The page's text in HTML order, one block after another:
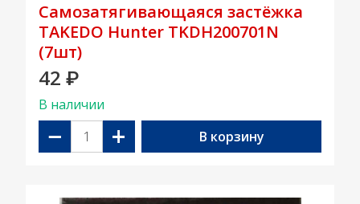
Самозатягивающаяся застёжка
TAKEDO Hunter TKDH200701N
(7шт)
42 ₽
В наличии
− + В корзину